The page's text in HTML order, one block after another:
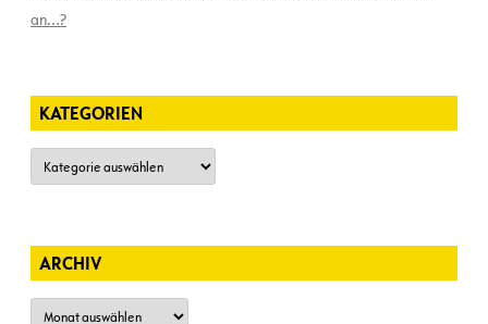
an…?
KATEGORIEN
Kategorien
ARCHIV
Archiv